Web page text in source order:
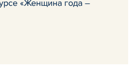
«Женщина года –